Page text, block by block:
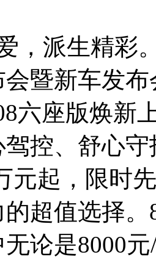
派生精彩
暨新车发
六座版焕新
控、舒心
元起，限时
超值选择
论是8000